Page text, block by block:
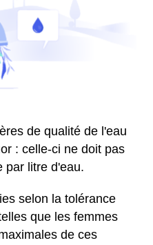
de qualité de l'eau
: celle-ci ne doit pas
par litre d'eau.
selon la tolérance
que les femmes
de ces